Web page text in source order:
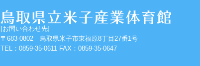
[お問い合わせ先]
〒683-0802 鳥取県米子市東福原8丁目27番1号
TEL：0859-35-0611 FAX：0859-35-0647